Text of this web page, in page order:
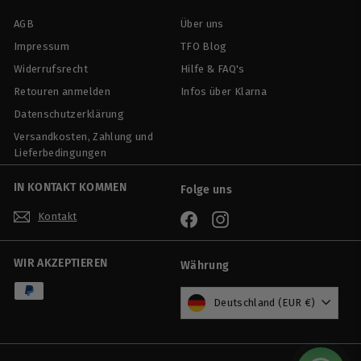
AGB
Impressum
Widerrufsrecht
Retouren anmelden
Datenschutzerklärung
Versandkosten, Zahlung und
Lieferbedingungen
Über uns
TFO Blog
Hilfe & FAQ's
Infos über Klarna
IN KONTAKT KOMMEN
Kontakt
Folge uns
FacebookInstagram
WIR AKZEPTIEREN Währung
Deutschland (EUR €)